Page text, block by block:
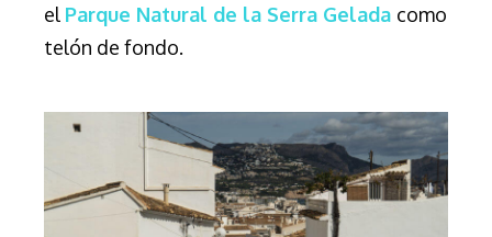
el Parque Natural de la Serra Gelada como
telón de fondo.